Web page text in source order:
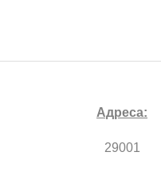
Адреса:
29001